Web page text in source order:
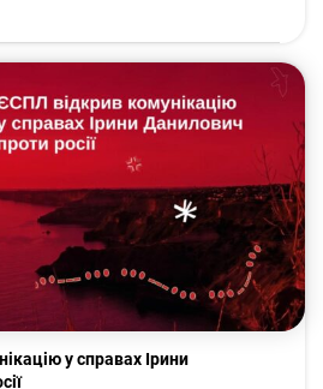
у справах Ірини